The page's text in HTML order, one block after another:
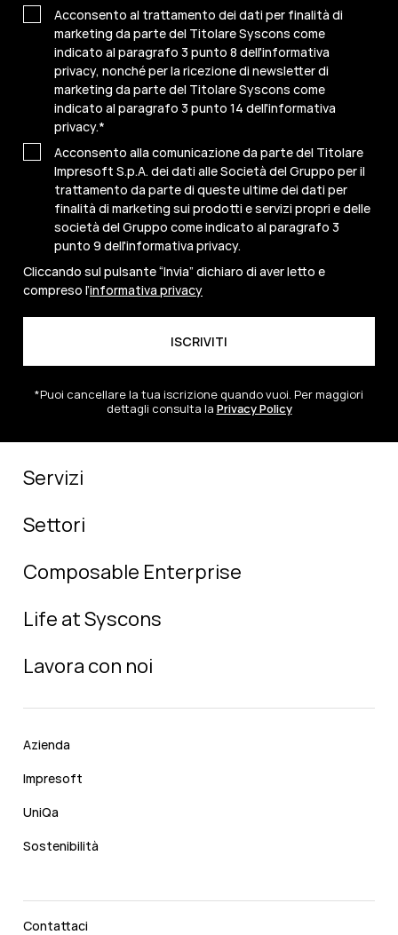
Acconsento al trattamento dei dati per finalità di
marketing da parte del Titolare Syscons come
indicato al paragrafo 3 punto 8 dell'informativa
privacy, nonché per la ricezione di newsletter di
marketing da parte del Titolare Syscons come
indicato al paragrafo 3 punto 14 dell'informativa
privacy.*
Acconsento alla comunicazione da parte del Titolare
Impresoft S.p.A. dei dati alle Società del Gruppo per il
trattamento da parte di queste ultime dei dati per
finalità di marketing sui prodotti e servizi propri e delle
società del Gruppo come indicato al paragrafo 3
punto 9 dell'informativa privacy.
Cliccando sul pulsante “Invia” dichiaro di aver letto e
compreso l’informativa privacy
*Puoi cancellare la tua iscrizione quando vuoi. Per maggiori
dettagli consulta la Privacy Policy
Servizi
Settori
Composable Enterprise
Life at Syscons
Lavora con noi
Azienda
Impresoft
UniQa
Sostenibilità
Contattaci